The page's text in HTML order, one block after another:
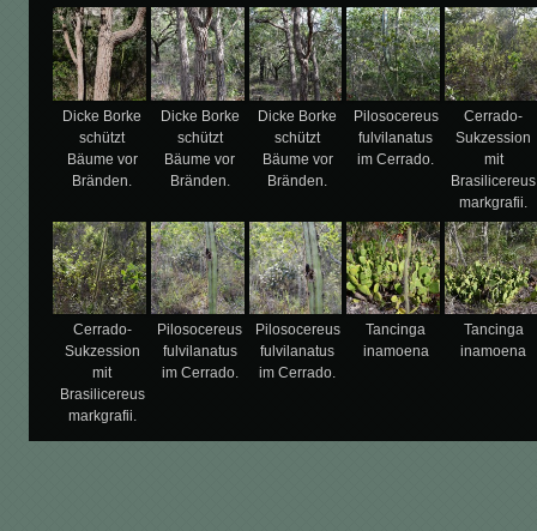
Dicke Borke
schützt
Bäume vor
Bränden.
Dicke Borke
schützt
Bäume vor
Bränden.
Dicke Borke
schützt
Bäume vor
Bränden.
Pilosocereus
fulvilanatus
im Cerrado.
Cerrado-
Sukzession
mit
Brasilicereus
markgrafii.
Cerrado-
Sukzession
mit
Brasilicereus
markgrafii.
Pilosocereus
fulvilanatus
im Cerrado.
Pilosocereus
fulvilanatus
im Cerrado.
Tancinga
inamoena
Tancinga
inamoena